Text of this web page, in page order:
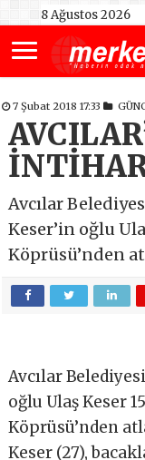
8 Ağustos 2026
7 Şubat 2018 17:33
Avcılar
Keser’in oğlu
Köprüsü’nden
Avcılar
oğlu Ulaş Keser
Köprüsü’nden
Keser (27),